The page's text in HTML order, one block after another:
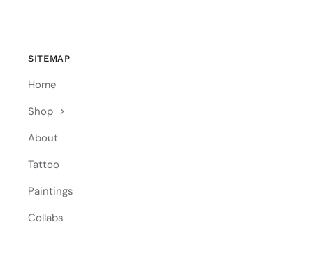
SITEMAP
Home
Shop
About
Tattoo
Paintings
Collabs